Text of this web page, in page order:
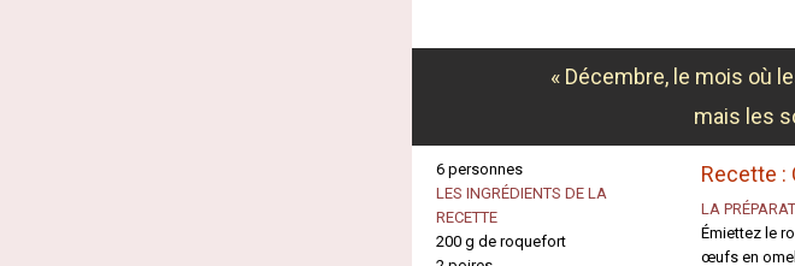
« Décembre, le mois où
mais les
6 personnes
LES INGRÉDIENTS DE LA
RECETTE
200 g de roquefort
Recette :
LA
Émiettez le
œufs en